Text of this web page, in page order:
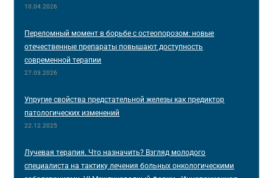
10.04.2026
Переломный момент в борьбе с остеопорозом: новые
отечественные препараты повышают доступность
современной терапии
27.03.2026
Упругие свойства предстательной железы как предиктор
патологических изменений
22.12.2025
Лучевая терапия. Что назначить? Взгляд молодого
специалиста на тактику лечения больных онкологическими